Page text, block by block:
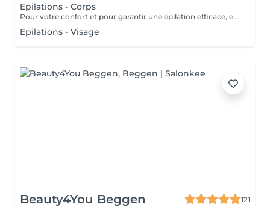
Epilations - Corps
Pour votre confort et pour garantir une épilation efficace, en cas de poils longs, nous vous conseillons de tondre vos poils à 1/2 cm avant votre épilation. Ne pas appliquer de soin hydratant 12 heures avant votre rendez-vous (pour garantir adhérence de la cire) Merci pour votre compréhension.
Epilations - Visage
Beauty4You Beggen
121